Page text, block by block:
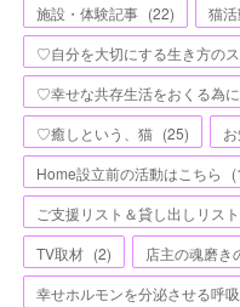
施設・体験記事 (22) 猫
♡自分を大切にする生き方の
♡幸せな共存生活をおくる為に
♡癒しという、猫 (25)
Home設立前の活動はこちら
(
ご支援リスト＆貸し出しリスト
TV取材 (2) 店主の魂磨き
幸せホルモンを分泌させる呼